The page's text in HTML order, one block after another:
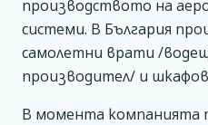
производството на
системи. В България
самолетни врати /
производител/ и
В момента компанията